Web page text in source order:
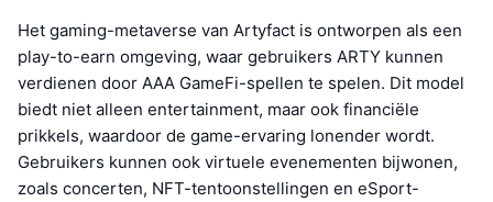
Het gaming-metaverse van Artyfact is ontworpen als een
play-to-earn omgeving, waar gebruikers ARTY kunnen
verdienen door AAA GameFi-spellen te spelen. Dit model
biedt niet alleen entertainment, maar ook financiële
prikkels, waardoor de game-ervaring lonender wordt.
Gebruikers kunnen ook virtuele evenementen bijwonen,
zoals concerten, NFT-tentoonstellingen en eSport-